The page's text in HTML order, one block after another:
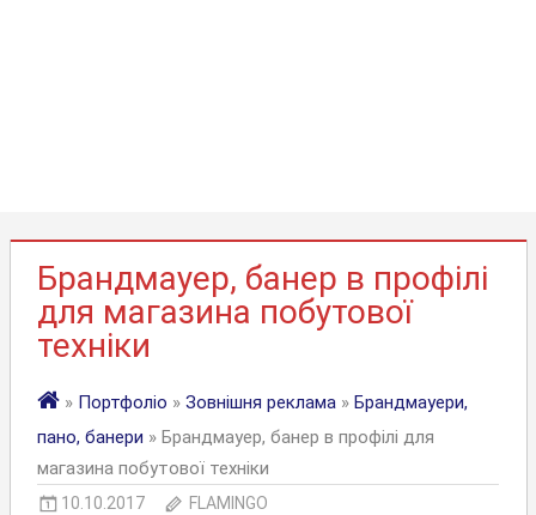
Брандмауер, банер в профілі
для магазина побутової
техніки
» Портфоліо » Зовнішня реклама » Брандмауери,
пано, банери » Брандмауер, банер в профілі для
магазина побутової техніки
10.10.2017 FLAMINGO